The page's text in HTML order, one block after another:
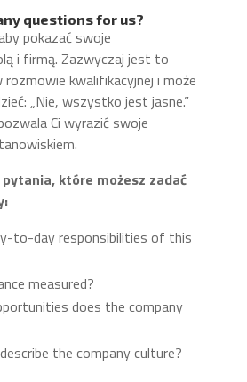
questions for us?
pokazać swoje
i firmą. Zazwyczaj jest to
kwalifikacyjnej i może
„Nie, wszystko jest jasne.”
Ci wyrazić swoje
które możesz zadać
to-day responsibilities of this
measured?
does the company
the company culture?